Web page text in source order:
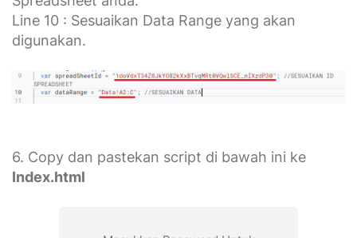
Line 10 : Sesuaikan Data Range yang akan
digunakan.
6. Copy dan pastekan script di bawah ini ke
Index.html